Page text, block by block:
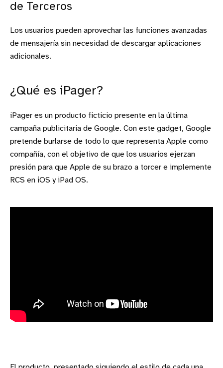
de Terceros
Los usuarios pueden aprovechar las funciones avanzadas
de mensajería sin necesidad de descargar aplicaciones
adicionales.
¿Qué es iPager?
iPager es un producto ficticio presente en la última
campaña publicitaria de Google. Con este gadget, Google
pretende burlarse de todo lo que representa Apple como
compañía, con el objetivo de que los usuarios ejerzan
presión para que Apple de su brazo a torcer e implemente
RCS en iOS y iPad OS.